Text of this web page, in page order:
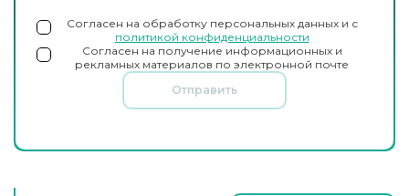
Согласен на обработку персональных данных и с
политикой конфиденциальности
Согласен на получение информационных и
рекламных материалов по электронной почте
Отправить